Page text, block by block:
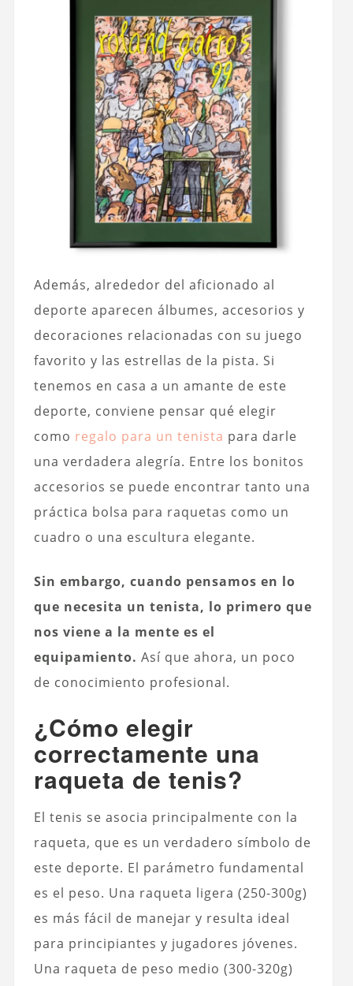
Además, alrededor del aficionado al
deporte aparecen álbumes, accesorios y
decoraciones relacionadas con su juego
favorito y las estrellas de la pista. Si
tenemos en casa a un amante de este
deporte, conviene pensar qué elegir
como regalo para un tenista para darle
una verdadera alegría. Entre los bonitos
accesorios se puede encontrar tanto una
práctica bolsa para raquetas como un
cuadro o una escultura elegante.
Sin embargo, cuando pensamos en lo
que necesita un tenista, lo primero que
nos viene a la mente es el
equipamiento. Así que ahora, un poco
de conocimiento profesional.
¿Cómo elegir
correctamente una
raqueta de tenis?
El tenis se asocia principalmente con la
raqueta, que es un verdadero símbolo de
este deporte. El parámetro fundamental
es el peso. Una raqueta ligera (250-300g)
es más fácil de manejar y resulta ideal
para principiantes y jugadores jóvenes.
Una raqueta de peso medio (300-320g)